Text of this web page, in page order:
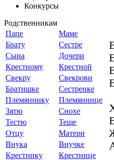
Конкурсы
Родственникам
Папе
Маме
Брату
Сестре
Сына
Дочери
Крестному
Крестной
Свекру
Свекрови
Братишке
Сестренке
Племяннику
Племяннице
Зятю
Снохе
Тестю
Теще
Отцу
Матери
Внука
Внучке
Крестнику
Крестнице